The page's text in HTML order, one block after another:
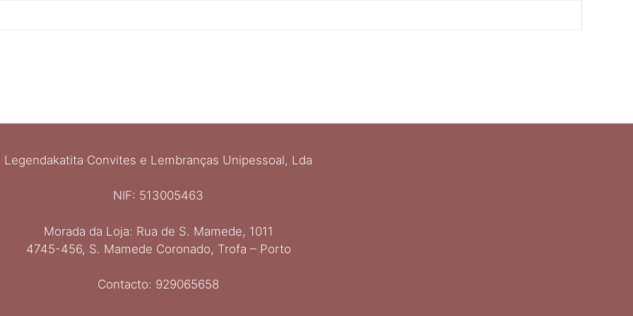
Legendakatita Convites e Lembranças Unipessoal, Lda
NIF: 513005463
Morada da Loja: Rua de S. Mamede, 1011
4745-456, S. Mamede Coronado, Trofa – Porto
Contacto: 929065658